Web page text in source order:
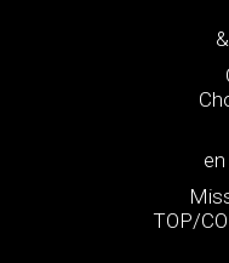
TOP/